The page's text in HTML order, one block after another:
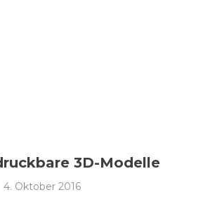
3D-Modelle
4. Oktober 2016